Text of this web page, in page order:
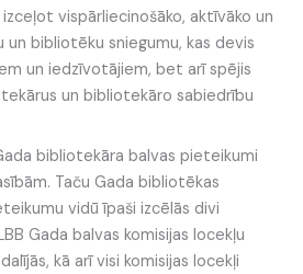
vispārliecinošāko, aktīvāko un
un bibliotēku sniegumu, kas devis
un iedzīvotājiem, bet arī spējis
un bibliotekāro sabiedrību
bibliotekāra balvas pieteikumi
Taču Gada bibliotēkas
vidū īpaši izcēlās divi
Gada balvas komisijas locekļu
kā arī visi komisijas locekļi